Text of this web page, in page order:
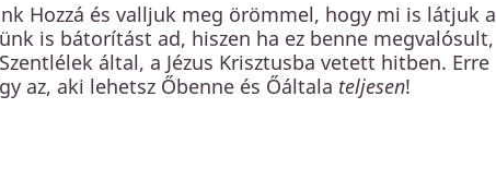
Hozzá és valljuk meg örömmel, hogy mi is látjuk a
is bátorítást ad, hiszen ha ez benne megvalósult,
által, a Jézus Krisztusba vetett hitben. Erre
az, aki lehetsz Őbenne és Őáltala teljesen!